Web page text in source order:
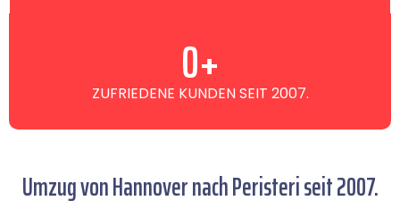
ZUFRIEDENE KUNDEN SEIT 2007.
0+
Umzug von Hannover nach Peristeri seit 2007.